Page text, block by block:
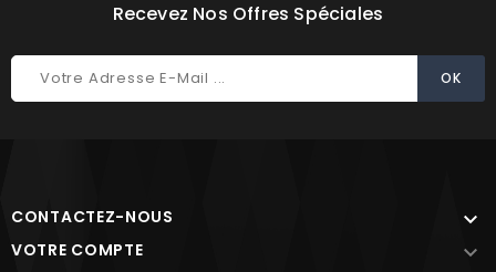
Recevez Nos Offres Spéciales
CONTACTEZ-NOUS 
VOTRE COMPTE 